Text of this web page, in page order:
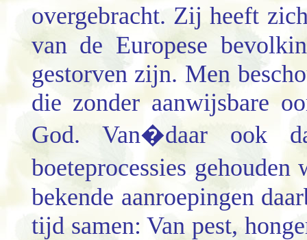
overgebracht. Zij heeft
van de Europese
gestorven zijn. Men
die zonder aanwijsbare
God. Van�daar ook
boeteprocessies
bekende aanroepingen
tijd samen: Van pest,